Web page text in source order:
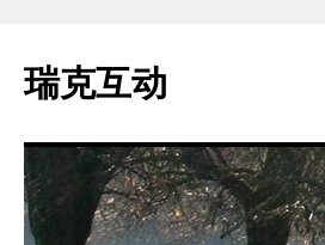
瑞克互动